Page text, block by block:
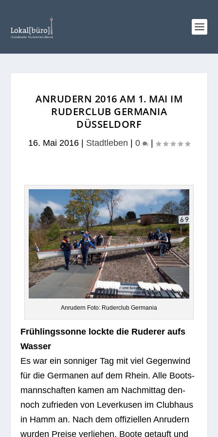
ANRUDERN 2016 AM 1. MAI IM
RUDERCLUB GERMANIA
DÜSSELDORF
16. Mai 2016 Stadtleben 0
Anru­dern Foto: Ruder­club Germania
Früh­lings­sonne lockte die Rude­rer aufs
Wasser
Es war ein son­ni­ger Tag mit viel Gegen­wind
für die Ger­ma­nen auf dem Rhein. Alle Boots­
mann­schaf­ten kamen am Nach­mit­tag den­
noch zufrie­den von Lever­ku­sen im Club­haus
in Hamm an. Nach dem offi­zi­el­len Anru­dern
wur­den Preise ver­lie­hen, Boote getauft und